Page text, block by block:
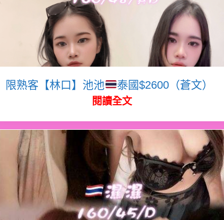
限熟客【林口】池池 泰國$2600（蒼文）
閱讀全文